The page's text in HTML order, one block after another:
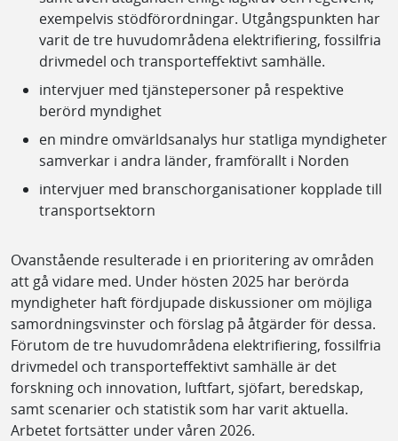
exempelvis stödförordningar. Utgångspunkten har
varit de tre huvudområdena elektrifiering, fossilfria
drivmedel och transporteffektivt samhälle.
intervjuer med tjänstepersoner på respektive
berörd myndighet
en mindre omvärldsanalys hur statliga myndigheter
samverkar i andra länder, framförallt i Norden
intervjuer med branschorganisationer kopplade till
transportsektorn
Ovanstående resulterade i en prioritering av områden
att gå vidare med. Under hösten 2025 har berörda
myndigheter haft fördjupade diskussioner om möjliga
samordningsvinster och förslag på åtgärder för dessa.
Förutom de tre huvudområdena elektrifiering, fossilfria
drivmedel och transporteffektivt samhälle är det
forskning och innovation, luftfart, sjöfart, beredskap,
samt scenarier och statistik som har varit aktuella.
Arbetet fortsätter under våren 2026.